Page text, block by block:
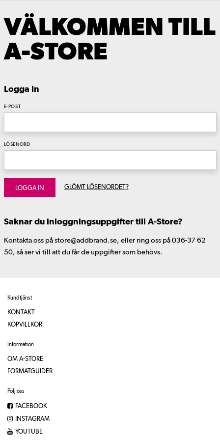
VÄLKOMMEN TILL
A-STORE
Logga In
E-POST
LÖSENORD
LOGGA IN GLÖMT LÖSENORDET?
Saknar du inloggningsuppgifter till A-Store?
Kontakta oss på store@addbrand.se, eller ring oss på 036-37 62
50, så ser vi till att du får de uppgifter som behövs.
Kundtjänst
KONTAKT
KÖPVILLKOR
Information
OM A-STORE
FORMATGUIDER
Följ oss
FACEBOOK
INSTAGRAM
YOUTUBE